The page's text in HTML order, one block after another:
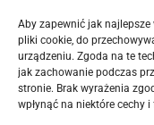
Aby zapewnić jak
pliki cookie, do
urządzeniu. Zgoda na te
jak zachowanie podczas
stronie. Brak wyrażenia
wpłynąć na niektóre cechy i
Suite,421827.html